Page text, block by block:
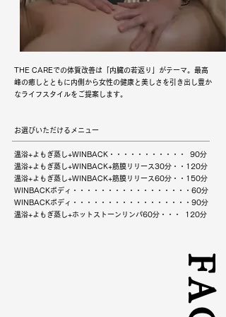
THE CAREでの体質改善は「内臓の若返り」がテーマ。最高
峰の癒しとともに内側から女性の健康と美しさを引き出し豊か
なライフスタイルをご提案します。​
お選びいただけるメニュー
温浴+よもぎ蒸し+WINBACK・・・・・・・・・・・ 90分
温浴+よもぎ蒸し+WINBACK+筋膜リリース30分・・120分
温浴+よもぎ蒸し+WINBACK+筋膜リリース60分・・150分
WINBACKボディ・・・・・・・・・・・・・・・・・60分
WINBACKボディ・・・・・・・・・・・・・・・・・90分
​温浴+よもぎ蒸し+ホットストーンリンパ60分・・・ 120分